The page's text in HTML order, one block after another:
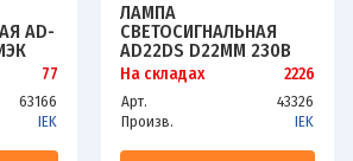
AD-
77
63166
IEK
ЛАМПА
СВЕТОСИГНАЛЬНАЯ
AD22DS D22ММ 230В
КРАСН. IEK BLS10-
ADDS-230-K04
На складах 2226
Арт.
43326
Произв.
IEK